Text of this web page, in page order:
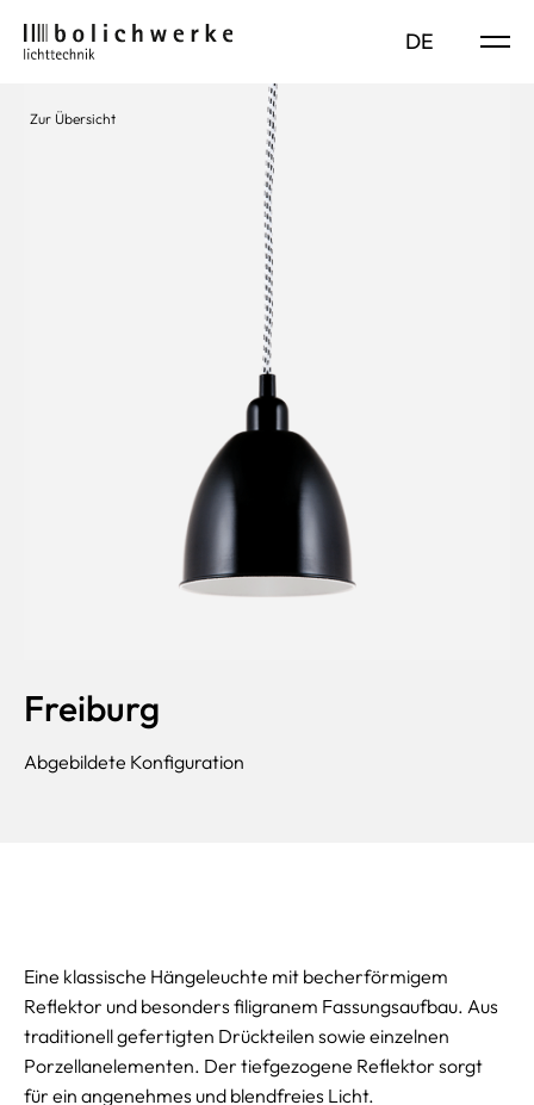
DE
EN
Zur Übersicht
Freiburg
Abgebildete Konfiguration
Eine klassische Hängeleuchte mit becherförmigem
Reflektor und besonders filigranem Fassungsaufbau. Aus
traditionell gefertigten Drückteilen sowie einzelnen
Porzellanelementen. Der tiefgezogene Reflektor sorgt
für ein angenehmes und blendfreies Licht.